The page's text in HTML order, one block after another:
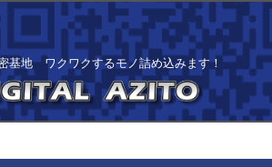
基地 ワクワクするモノ詰め込みます！